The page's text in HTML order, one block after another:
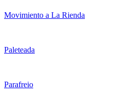
Movimiento a La Rienda
Paleteada
Parafreio